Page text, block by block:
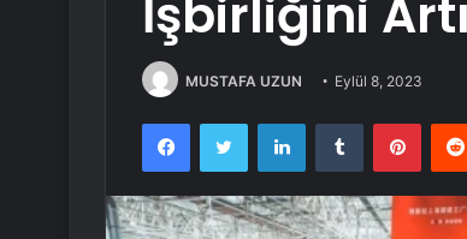
İşbirliğini
MUSTAFA UZUN Eylül 8, 2023
FacebookTwitter LinkedInTumblr